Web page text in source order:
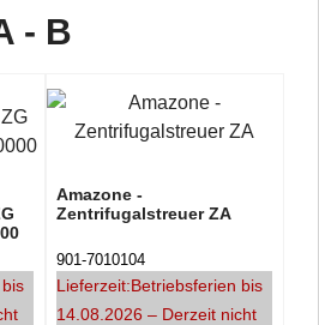
- B
Amazone -
Zentrifugalstreuer ZA
901-7010104
Lieferzeit:Betriebsferien bis
14.08.2026 – Derzeit nicht